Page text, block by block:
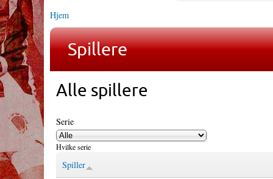
Hjem
Spillere
Alle spillere
Serie
Hvilke serie
Spiller